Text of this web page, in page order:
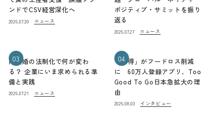
ンドでCSV経営深化へ
2026.07.30 ニュース
ポジティブ・サミットを振り
返る
2026.07.27 ニュース
03
同性婚の法制化で何が変わ
る？ 企業にいま求められる準
備と実践
2026.07.21 ニュース
04
「お得」がフードロス削減
に 60万人登録アプリ、Too
Good To Go日本急拡大の理
由
2026.08.03 インタビュー